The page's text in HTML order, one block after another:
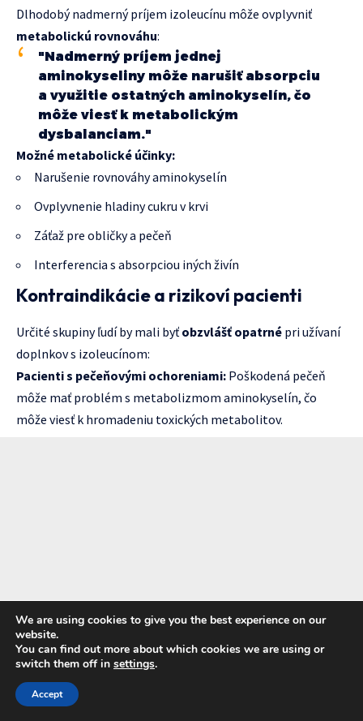
Dlhodobý nadmerný príjem izoleucínu môže ovplyvniť
metabolickú rovnováhu:
"Nadmerný príjem jednej
aminokyseliny môže narušiť absorpciu
a využitie ostatných aminokyselín, čo
môže viesť k metabolickým
dysbalanciam."
Možné metabolické účinky:
Narušenie rovnováhy aminokyselín
Ovplyvnenie hladiny cukru v krvi
Záťaž pre obličky a pečeň
Interferencia s absorpciou iných živín
Kontraindikácie a rizikoví pacienti
Určité skupiny ľudí by mali byť obzvlášť opatrné pri užívaní
doplnkov s izoleucínom:
Pacienti s pečeňovými ochoreniami: Poškodená pečeň
môže mať problém s metabolizmom aminokyselín, čo
môže viesť k hromadeniu toxických metabolitov.
We are using cookies to give you the best experience on our
website.
You can find out more about which cookies we are using or
switch them off in settings.
Accept